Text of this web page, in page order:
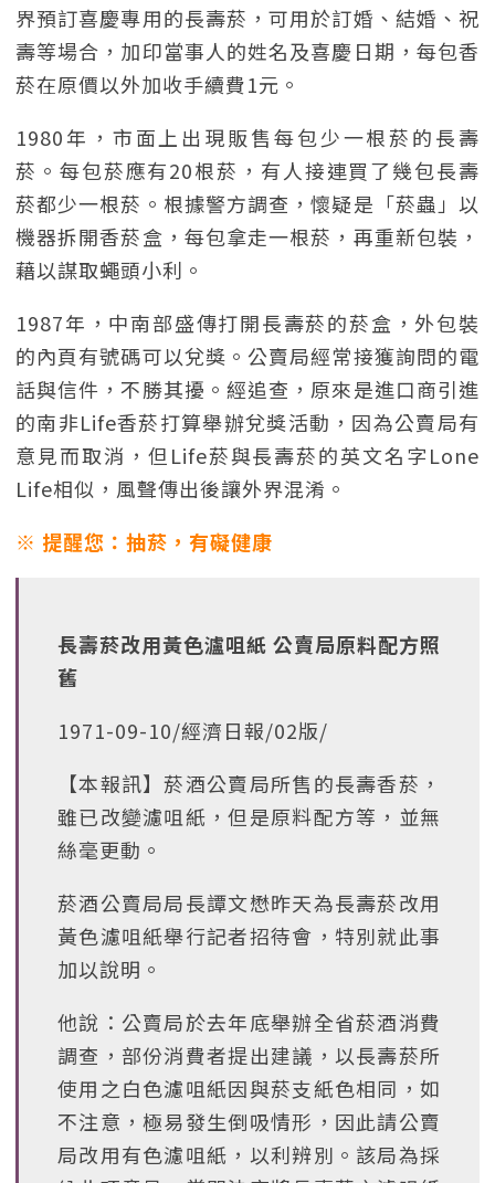
界預訂喜慶專用的長壽菸，可用於訂婚、結婚、祝
壽等場合，加印當事人的姓名及喜慶日期，每包香
菸在原價以外加收手續費1元。
1980年，市面上出現販售每包少一根菸的長壽
菸。每包菸應有20根菸，有人接連買了幾包長壽
菸都少一根菸。根據警方調查，懷疑是「菸蟲」以
機器拆開香菸盒，每包拿走一根菸，再重新包裝，
藉以謀取蠅頭小利。
1987年，中南部盛傳打開長壽菸的菸盒，外包裝
的內頁有號碼可以兌獎。公賣局經常接獲詢問的電
話與信件，不勝其擾。經追查，原來是進口商引進
的南非Life香菸打算舉辦兌獎活動，因為公賣局有
意見而取消，但Life菸與長壽菸的英文名字Lone
Life相似，風聲傳出後讓外界混淆。
※ 提醒您：抽菸，有礙健康
長壽菸改用黃色瀘咀紙 公賣局原料配方照
舊
1971-09-10/經濟日報/02版/
【本報訊】菸酒公賣局所售的長壽香菸，
雖已改變濾咀紙，但是原料配方等，並無
絲毫更動。
菸酒公賣局局長譚文懋昨天為長壽菸改用
黃色濾咀紙舉行記者招待會，特別就此事
加以說明。
他說：公賣局於去年底舉辦全省菸酒消費
調查，部份消費者提出建議，以長壽菸所
使用之白色濾咀紙因與菸支紙色相同，如
不注意，極易發生倒吸情形，因此請公賣
局改用有色濾咀紙，以利辨別。該局為採